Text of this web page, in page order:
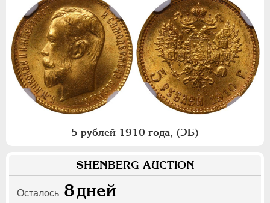
5 рублей 1910 года, (ЭБ)
SHENBERG AUCTION
Осталось 8дней